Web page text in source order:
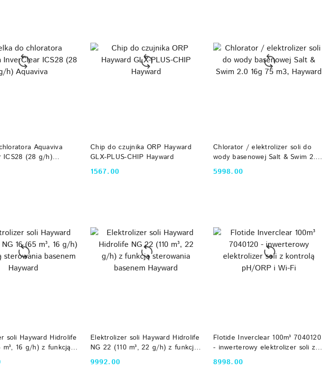
Aquaviva
ICS28 (28 g/h)
DO KOSZYKA
Chip do czujnika ORP Hayward
GLX-PLUS-CHIP Hayward
Cena:
1567.00
DO KOSZYKA
Chlorator / elektrolizer soli do
wody basenowej Salt & Swim 2.0
16g 75 m3, Hayward
Cena:
5998.00
DO KOSZYKA
soli Hayward Hidrolife
m³, 16 g/h) z funkcją
basenem Hayward
DO KOSZYKA
Elektrolizer soli Hayward Hidrolife
NG 22 (110 m³, 22 g/h) z funkcją
sterowania basenem Hayward
Cena:
9992.00
DO KOSZYKA
Flotide Inverclear 100m³ 7040120
- inwerterowy elektrolizer soli z
kontrolą pH/ORP i Wi-Fi
Cena:
8998.00
DO KOSZYKA